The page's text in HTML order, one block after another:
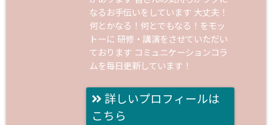
なるお手伝いをしています 大丈夫！
何とかなる！何とでもなる！をモッ
トーに 研修・講演をさせていただい
ております コミュニケーションコラ
ムを毎日更新しています！
詳しいプロフィールは
こちら